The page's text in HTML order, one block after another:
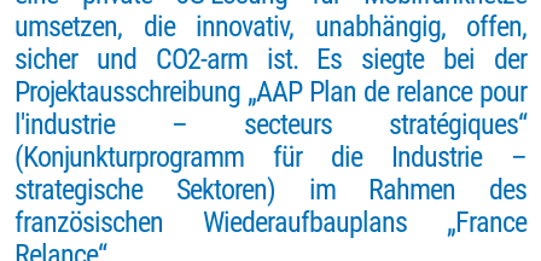
umsetzen, die innovativ, unabhängig, offen,
sicher und CO2-arm ist. Es siegte bei der
Projektausschreibung „AAP Plan de relance pour
l'industrie – secteurs stratégiques“
(Konjunkturprogramm für die Industrie –
strategische Sektoren) im Rahmen des
französischen Wiederaufbauplans „France